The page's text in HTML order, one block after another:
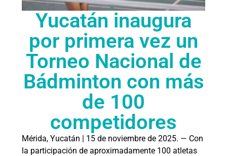
Yucatán inaugura
por primera vez un
Torneo Nacional de
Bádminton con más
de 100
competidores
Mérida, Yucatán | 15 de noviembre de 2025. — Con
la participación de aproximadamente 100 atletas